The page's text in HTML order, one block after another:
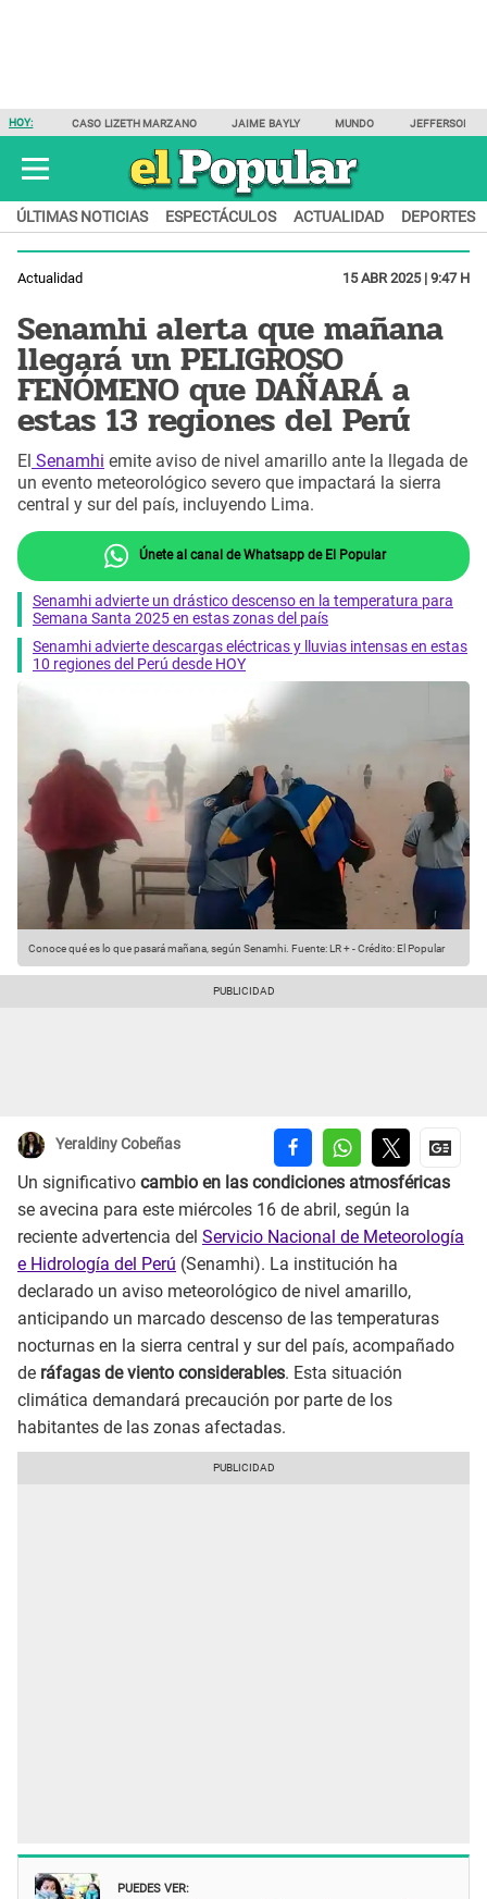
HOY: CASO LIZETH MARZANO JAIME BAYLY MUNDO JEFFERSON
ÚLTIMAS NOTICIAS ESPECTÁCULOS ACTUALIDAD DEPORTES
Actualidad 15 ABR 2025 | 9:47 H
Senamhi alerta que mañana
llegará un PELIGROSO
FENÓMENO que DAÑARÁ a
estas 13 regiones del Perú
El Senamhi emite aviso de nivel amarillo ante la llegada de
un evento meteorológico severo que impactará la sierra
central y sur del país, incluyendo Lima.
Únete al canal de Whatsapp de El Popular
Senamhi advierte un drástico descenso en la temperatura para
Semana Santa 2025 en estas zonas del país
Senamhi advierte descargas eléctricas y lluvias intensas en estas
10 regiones del Perú desde HOY
Conoce qué es lo que pasará mañana, según Senamhi. Fuente: LR +-Crédito: El Popular
Yeraldiny Cobeñas
Un significativo cambio en las condiciones atmosféricas
se avecina para este miércoles 16 de abril, según la
reciente advertencia del Servicio Nacional de Meteorología
e Hidrología del Perú (Senamhi). La institución ha
declarado un aviso meteorológico de nivel amarillo,
anticipando un marcado descenso de las temperaturas
nocturnas en la sierra central y sur del país, acompañado
de ráfagas de viento considerables. Esta situación
climática demandará precaución por parte de los
habitantes de las zonas afectadas.
PUEDES VER: